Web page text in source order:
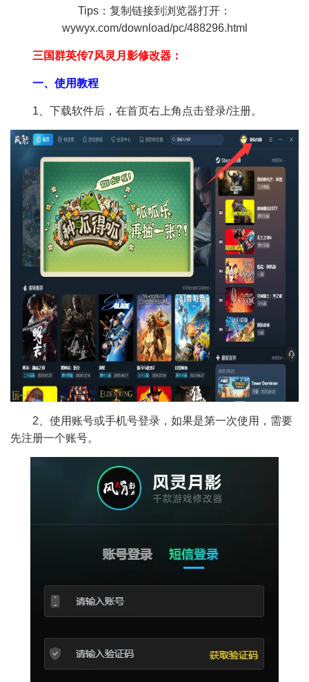
Tips：复制链接到浏览器打开：
wywyx.com/download/pc/488296.html
三国群英传7风灵月影修改器：
一、使用教程
1、下载软件后，在首页右上角点击登录/注册。
2、使用账号或手机号登录，如果是第一次使用，需要
先注册一个账号。